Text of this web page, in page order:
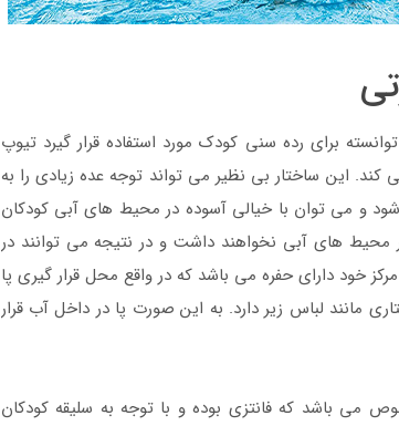
برای رده سنی کودک مورد استفاده قرار گیرد تیوپ
این ساختار بی نظیر می تواند توجه عده زیادی را به
و می توان با خیالی آسوده در محیط های آبی کودکان
محیط های آبی نخواهند داشت و در نتیجه می توانند در
خود دارای حفره می باشد که در واقع محل قرار گیری پا
مانند لباس زیر دارد. به این صورت پا در داخل آب قرار
باشد که فانتزی بوده و با توجه به سلیقه کودکان